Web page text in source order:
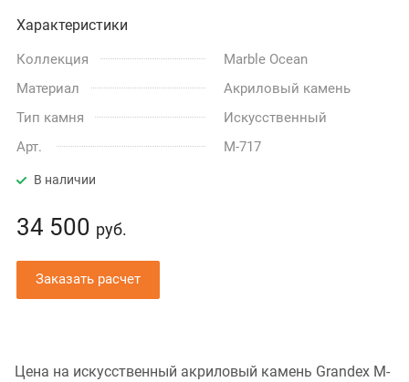
Характеристики
Коллекция
Marble Ocean
Материал
Акриловый камень
Тип камня
Искусственный
Арт.
M-717
В наличии
34 500 руб.
Заказать расчет
Цена на искусственный акриловый камень Grandex M-